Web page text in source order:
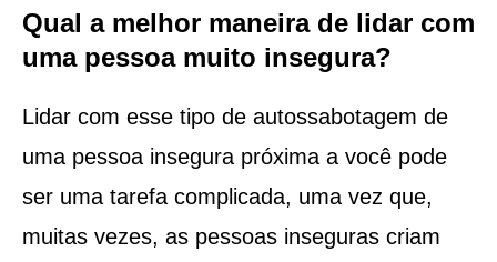
Qual a melhor maneira de lidar com
uma pessoa muito insegura?
Lidar com esse tipo de autossabotagem de
uma pessoa insegura próxima a você pode
ser uma tarefa complicada, uma vez que,
muitas vezes, as pessoas inseguras criam